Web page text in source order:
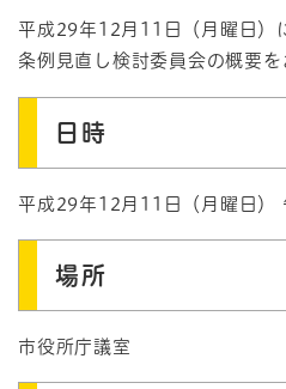
平成29年12月11日（月曜日）
条例見直し検討委員会の概要を
日時
平成29年12月11日（月曜日）
場所
市役所庁議室